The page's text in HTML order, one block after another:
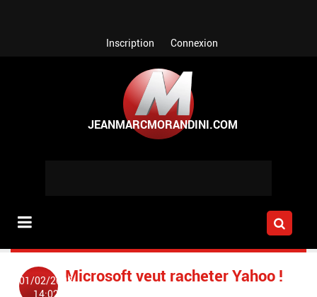
Inscription Connexion
01/02/2008
14:02
Microsoft veut racheter Yahoo !